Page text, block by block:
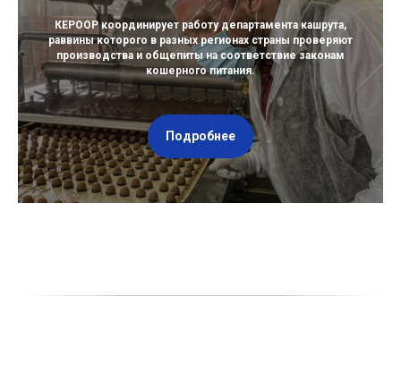
КЕРООР координирует работу департамента кашрута,
раввины которого в разных регионах страны проверяют
производства и общепиты на соответствие законам
кошерного питания.
Подробнее